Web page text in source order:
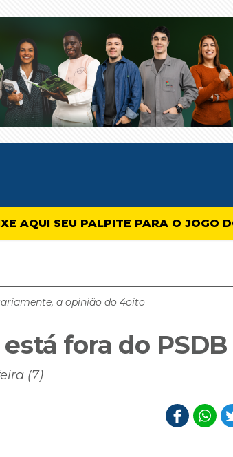
AQUI SEU PALPITE PARA O JOGO
a opinião do 4oito
fora do PSDB
(7)